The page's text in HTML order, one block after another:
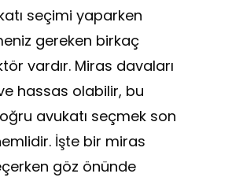
seçimi yaparken
gereken birkaç
vardır. Miras davaları
hassas olabilir, bu
avukatı seçmek son
İşte bir miras
göz önünde